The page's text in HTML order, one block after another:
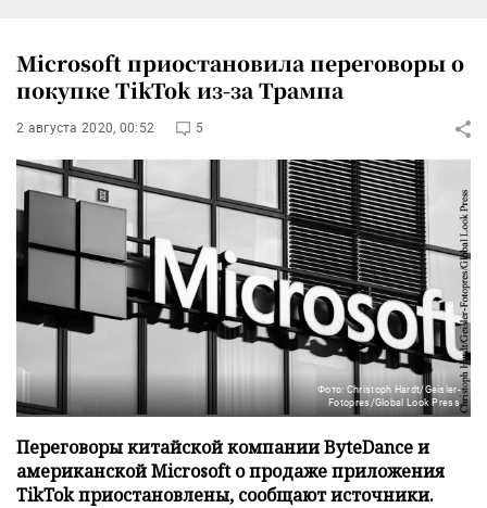
Microsoft приостановила переговоры о
покупке TikTok из-за Трампа
2 августа 2020, 00:52 5
Фото: Christoph Hardt/Geisler-
Fotopres/Global Look Press
Переговоры китайской компании ByteDance и
американской Microsoft о продаже приложения
TikTok приостановлены, сообщают источники.